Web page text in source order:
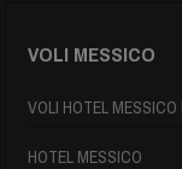
VOLI MESSICO
VOLI HOTEL
HOTEL MESSICO